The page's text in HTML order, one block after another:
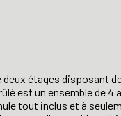
deux étages disposant
est un ensemble de 4
tout inclus et à